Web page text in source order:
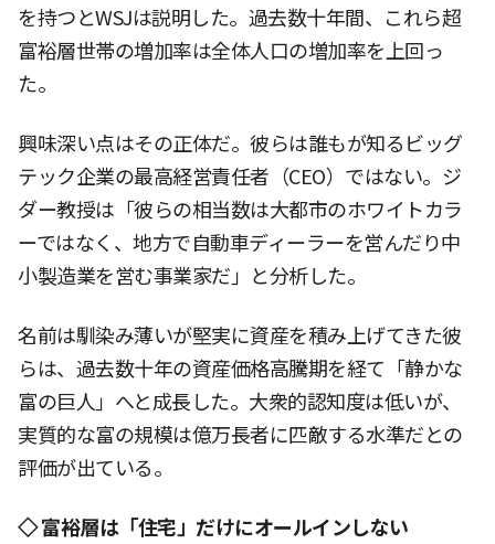
を持つとWSJは説明した。過去数十年間、これら超
富裕層世帯の増加率は全体人口の増加率を上回っ
た。
興味深い点はその正体だ。彼らは誰もが知るビッグ
テック企業の最高経営責任者（CEO）ではない。ジ
ダー教授は「彼らの相当数は大都市のホワイトカラ
ーではなく、地方で自動車ディーラーを営んだり中
小製造業を営む事業家だ」と分析した。
名前は馴染み薄いが堅実に資産を積み上げてきた彼
らは、過去数十年の資産価格高騰期を経て「静かな
富の巨人」へと成長した。大衆的認知度は低いが、
実質的な富の規模は億万長者に匹敵する水準だとの
評価が出ている。
◇ 富裕層は「住宅」だけにオールインしない